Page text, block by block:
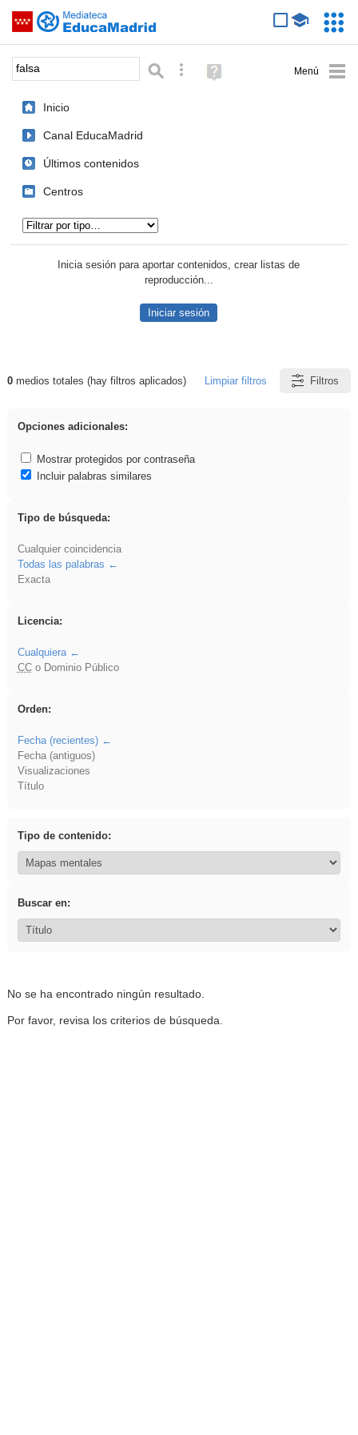
Saltar navegación
Palabra o frase: Búsqueda avanzada
Ayuda
(en
Inicio
Canal EducaMadrid
Últimos contenidos
Centros
Inicia sesión para aportar contenidos, crear listas de
reproducción...
Iniciar sesión
Resultados de: falsa
0medios totales (hay filtros aplicados) Limpiar filtros Filtros
Opciones adicionales:
Mostrar protegidos por contraseña
Incluir palabras similares
Tipo de búsqueda:
Cualquier coincidencia
Todas las palabras
Exacta
Licencia:
Cualquiera
CCo Dominio Público
Orden:
Fecha (recientes)
Fecha (antiguos)
Visualizaciones
Título
Tipo de contenido:
Buscar en:
No se ha encontrado ningún resultado.
Por favor, revisa los criterios de búsqueda.